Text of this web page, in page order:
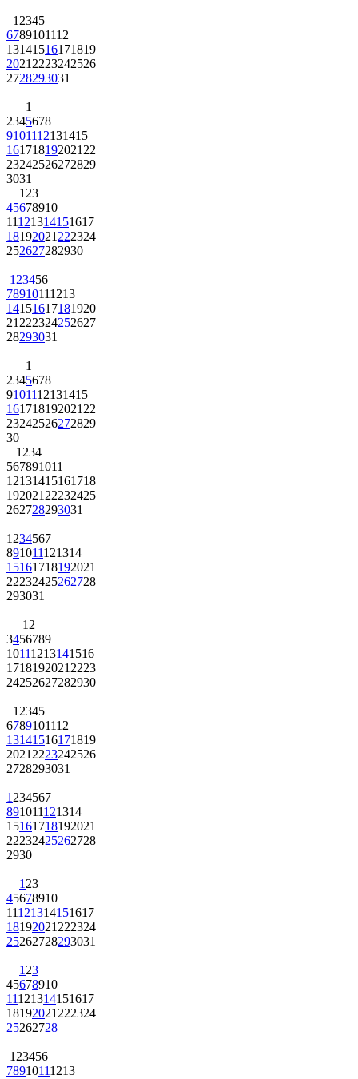
1 2345
6789101112
13141516171819
2021 2223242526
2728293031
1
2345678
9101112131415
161718192021 22
23242526272829
3031
1 23
45678910
11121314151617
18192021 222324
252627282930
1 23456
78910111213
14151617181920
21 222324252627
28293031
1
2345678
9101112131415
161718192021 22
23242526272829
30
1 234
567891011
12131415161718
192021 22232425
262728293031
1 234567
891011121314
15161718192021
22232425262728
293031
1 2
3456789
10111213141516
1718192021 2223
24252627282930
1 2345
6789101112
13141516171819
2021 2223242526
2728293031
1 234567
891011121314
15161718192021
22232425262728
2930
1 23
45678910
11121314151617
18192021 222324
25262728293031
1 23
45678910
11121314151617
18192021 222324
25262728
1 23456
78910111213